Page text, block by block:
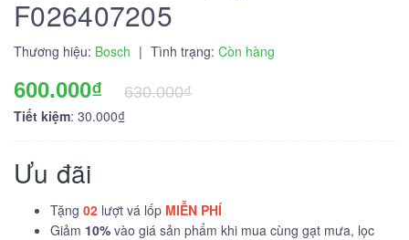
F026407205
Thương hiệu: Bosch | Tình trạng: Còn hàng
600.000₫
630.000₫
Tiết kiệm: 30.000₫
Ưu đãi
Tặng 02 lượt vá lốp MIỄN PHÍ
Giảm 10% vào giá sản phẩm khi mua cùng gạt mưa, lọc